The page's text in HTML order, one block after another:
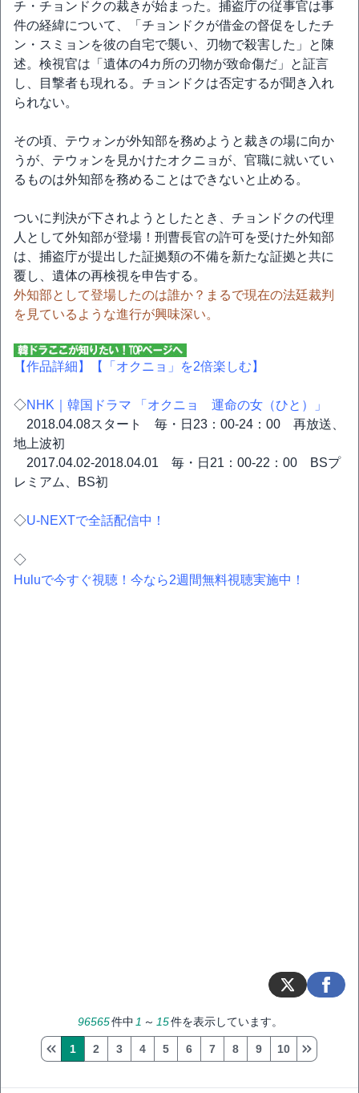
チ・チョンドクの裁きが始まった。捕盗庁の従事官は事
件の経緯について、「チョンドクが借金の督促をしたチ
ン・スミョンを彼の自宅で襲い、刃物で殺害した」と陳
述。検視官は「遺体の4カ所の刃物が致命傷だ」と証言
し、目撃者も現れる。チョンドクは否定するが聞き入れ
られない。
その頃、テウォンが外知部を務めようと裁きの場に向か
うが、テウォンを見かけたオクニョが、官職に就いてい
るものは外知部を務めることはできないと止める。
ついに判決が下されようとしたとき、チョンドクの代理
人として外知部が登場！刑曹長官の許可を受けた外知部
は、捕盗庁が提出した証拠類の不備を新たな証拠と共に
覆し、遺体の再検視を申告する。
外知部として登場したのは誰か？まるで現在の法廷裁判
を見ているような進行が興味深い。
【作品詳細】 【「オクニョ」を2倍楽しむ】
◇NHK｜韓国ドラマ 「オクニョ 運命の女（ひと）」
2018.04.08スタート 毎・日23：00-24：00 再放送、
地上波初
2017.04.02-2018.04.01 毎・日21：00-22：00 BSプ
レミアム、BS初
◇U-NEXTで全話配信中！
◇
Huluで今すぐ視聴！今なら2週間無料視聴実施中！
96565件中 1 ～ 15件を表示しています。
1 2 3 4 5 6 7 8 9 10